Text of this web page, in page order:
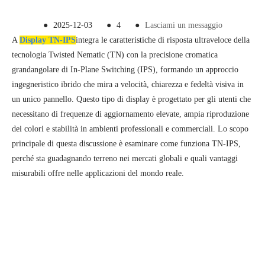
● 2025-12-03 ● 4 ● Lasciami un messaggio
A Display TN-IPSintegra le caratteristiche di risposta ultraveloce della
tecnologia Twisted Nematic (TN) con la precisione cromatica
grandangolare di In-Plane Switching (IPS), formando un approccio
ingegneristico ibrido che mira a velocità, chiarezza e fedeltà visiva in
un unico pannello. Questo tipo di display è progettato per gli utenti che
necessitano di frequenze di aggiornamento elevate, ampia riproduzione
dei colori e stabilità in ambienti professionali e commerciali. Lo scopo
principale di questa discussione è esaminare come funziona TN-IPS,
perché sta guadagnando terreno nei mercati globali e quali vantaggi
misurabili offre nelle applicazioni del mondo reale.